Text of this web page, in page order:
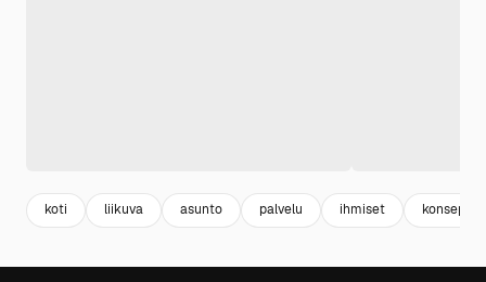
koti liikuva asunto palvelu ihmiset konsepti